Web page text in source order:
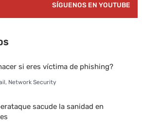
SÍGUENOS EN YOUTUBE
si eres víctima de phishing?
, Network Security
sacude la sanidad en